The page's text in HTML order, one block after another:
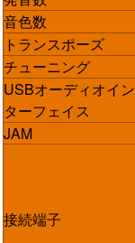
音色数
トランスポーズ
チューニング
USBオーディオイン
ターフェイス
JAM
接続端子